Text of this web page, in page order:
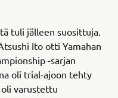
tuli jälleen suosittuja.
Ito otti Yamahan
-sarjan
oli trial-ajoon tehty
varustettu